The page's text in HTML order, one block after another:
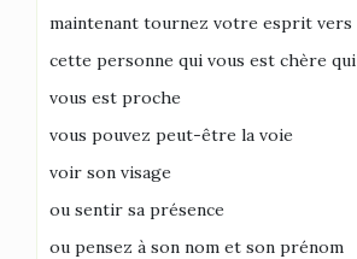
maintenant tournez votre esprit vers
cette personne qui vous est chère qui
vous est proche
vous pouvez peut-être la voie
voir son visage
ou sentir sa présence
ou pensez à son nom et son prénom